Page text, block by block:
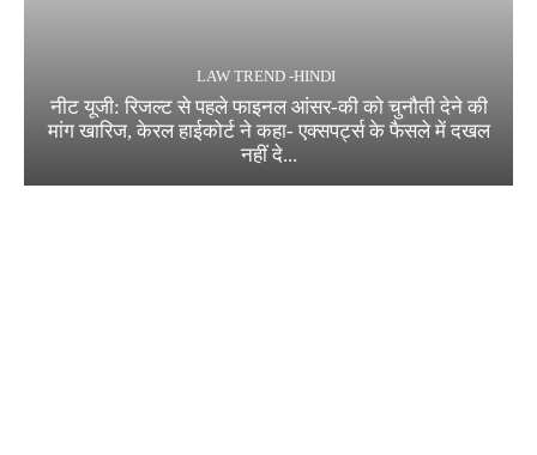
LAW TREND -HINDI
नीट यूजी: रिजल्ट से पहले फाइनल आंसर-की को चुनौती देने की
मांग खारिज, केरल हाईकोर्ट ने कहा- एक्सपर्ट्स के फैसले में दखल
नहीं दे...